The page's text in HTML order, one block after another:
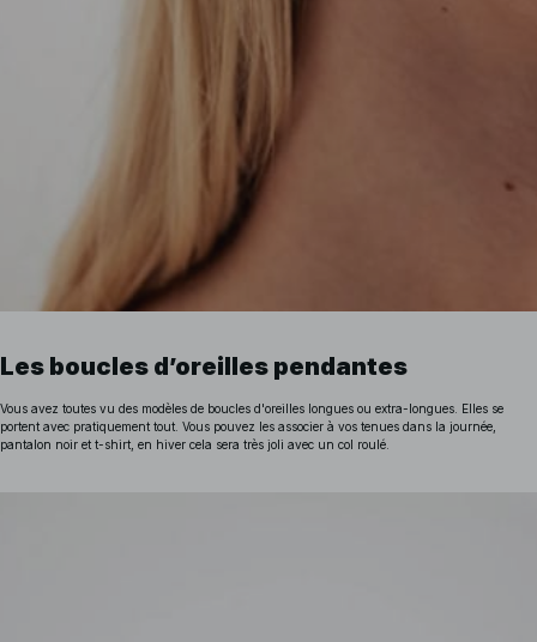
Les boucles d’oreilles pendantes
Vous avez toutes vu des modèles de boucles d'oreilles longues ou extra-longues. Elles se
portent avec pratiquement tout. Vous pouvez les associer à vos tenues dans la journée,
pantalon noir et t-shirt, en hiver cela sera très joli avec un col roulé.